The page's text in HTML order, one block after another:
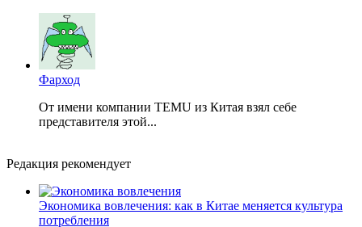
Фарход
От имени компании TEMU из Китая взял себе
представителя этой...
Редакция рекомендует
Экономика вовлечения: как в Китае меняется культура
потребления